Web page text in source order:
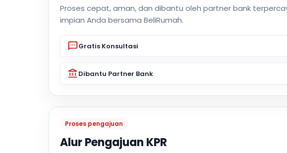
Proses cepat, aman, dan dibantu oleh partner bank
impian Anda bersama BeliRumah.
Gratis Konsultasi
Dibantu Partner Bank
Proses pengajuan
Alur Pengajuan KPR